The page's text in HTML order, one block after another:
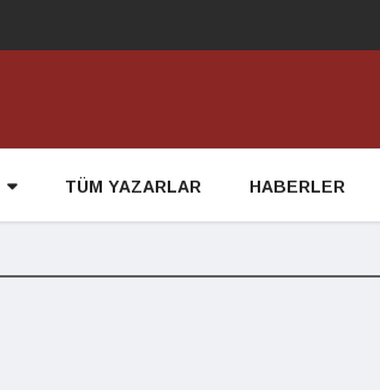
TÜM YAZARLAR HABERLER